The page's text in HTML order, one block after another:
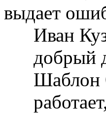
выдает
Иван
добрый
Шаблон